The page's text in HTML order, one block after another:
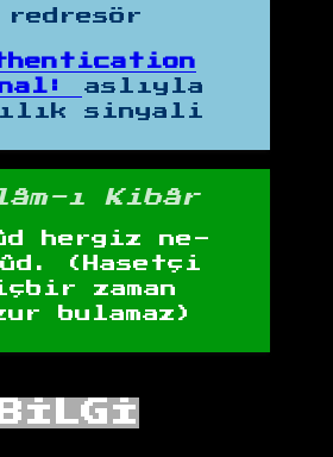
redresör
aslıyla
sinyali
ı Kibâr
hergiz ne-
(Hasetçi
zaman
bulamaz)
BİLGİ